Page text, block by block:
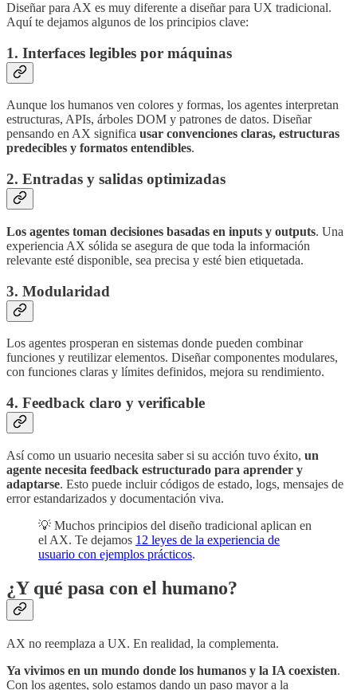
Diseñar para AX es muy diferente a diseñar para UX tradicional.
Aquí te dejamos algunos de los principios clave:
1. Interfaces legibles por máquinas
Aunque los humanos ven colores y formas, los agentes interpretan
estructuras, APIs, árboles DOM y patrones de datos. Diseñar
pensando en AX significa usar convenciones claras, estructuras
predecibles y formatos entendibles.
2. Entradas y salidas optimizadas
Los agentes toman decisiones basadas en inputs y outputs. Una
experiencia AX sólida se asegura de que toda la información
relevante esté disponible, sea precisa y esté bien etiquetada.
3. Modularidad
Los agentes prosperan en sistemas donde pueden combinar
funciones y reutilizar elementos. Diseñar componentes modulares,
con funciones claras y límites definidos, mejora su rendimiento.
4. Feedback claro y verificable
Así como un usuario necesita saber si su acción tuvo éxito, un
agente necesita feedback estructurado para aprender y
adaptarse. Esto puede incluir códigos de estado, logs, mensajes de
error estandarizados y documentación viva.
💡 Muchos principios del diseño tradicional aplican en
el AX. Te dejamos 12 leyes de la experiencia de
usuario con ejemplos prácticos.
¿Y qué pasa con el humano?
AX no reemplaza a UX. En realidad, la complementa.
Ya vivimos en un mundo donde los humanos y la IA coexisten.
Con los agentes, solo estamos dando un paso mayor a la